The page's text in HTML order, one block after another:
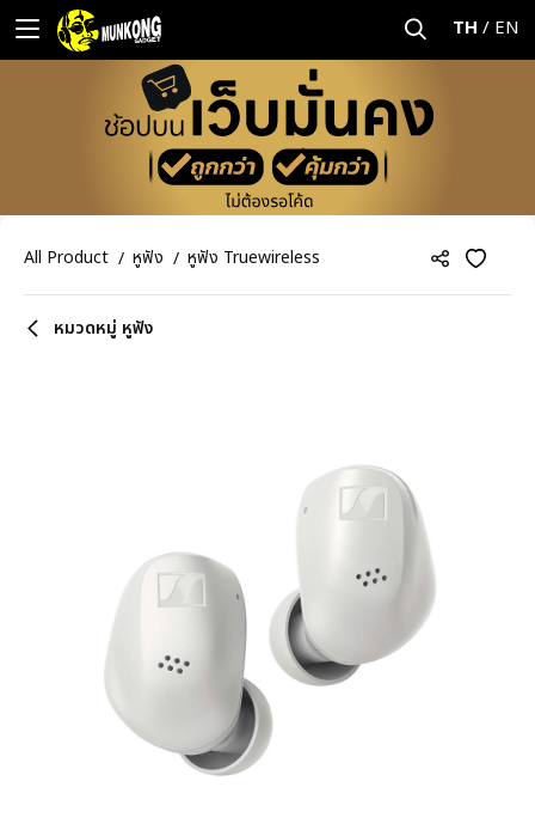
TH / EN
All Product หูฟัง หูฟัง Truewireless
หมวดหมู่ หูฟัง